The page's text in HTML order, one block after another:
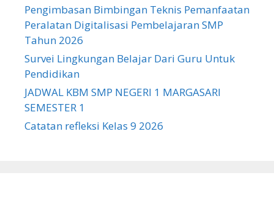
Pengimbasan Bimbingan Teknis Pemanfaatan
Peralatan Digitalisasi Pembelajaran SMP
Tahun 2026
Survei Lingkungan Belajar Dari Guru Untuk
Pendidikan
JADWAL KBM SMP NEGERI 1 MARGASARI
SEMESTER 1
Catatan refleksi Kelas 9 2026